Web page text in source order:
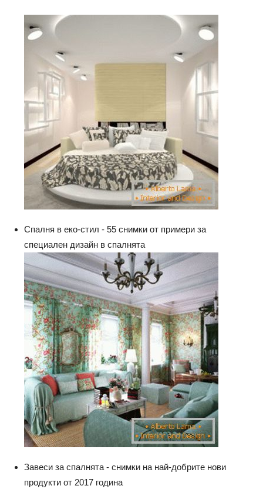
Спалня в еко-стил - 55 снимки от примери за
специален дизайн в спалнята
Завеси за спалнята - снимки на най-добрите нови
продукти от 2017 година